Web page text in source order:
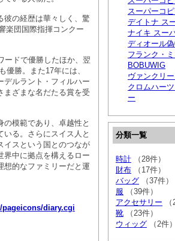
彼の経歴は華々しく、驚
楽団国際指揮コンクー
ードで優勝したほか、翌
優勝。また17年には、
デルラント・フィルハー
まざまな名だたる賞を受
模範であり、卓越性と
る。さらにスイス人と
イスという国とのつなが
界中に拠点を構えるロー
想的なファミリーだと運
diary.cgi
スーパーコ
デイトナ ス
ナイキ スー
ディオール
フランク・
BOBUWIG
ヴァンクリ
クロムハー
ー
分類一覧
時計 （28件）
財布 （17件）
バッグ （37件）
服 （39件）
アクセサリー （
靴 （23件）
ウィッグ （2件）